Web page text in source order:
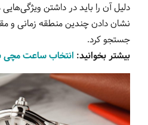
نشان دادن چندین منطقه زمانی و
جستجو کرد.
بیشتر بخوانید: انتخاب ساعت مچی